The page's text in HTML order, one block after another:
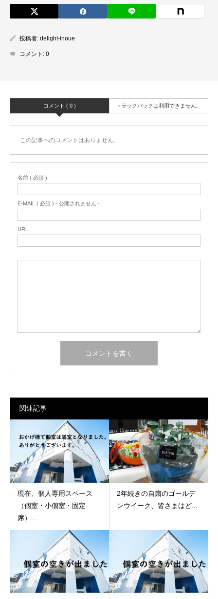
投稿者: delight-inoue
コメント: 0
コメント ( 0 ) トラックバックは利用できません。
この記事へのコメントはありません。
名前 ( 必須 )
E-MAIL ( 必須 ) - 公開されません -
URL
関連記事
現在、個人専用スペース
（個室・小個室・固定
席）...
2年続きの自粛のゴールデ
ンウイーク、皆さまはど...